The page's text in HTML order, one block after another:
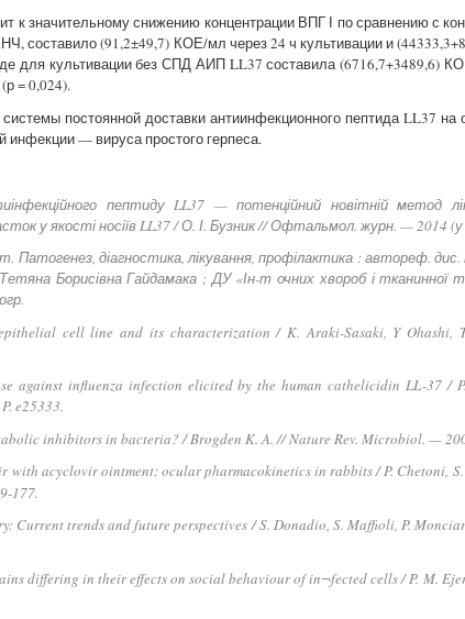
к значительному снижению концентрации ВПГ І по сравнению с
составило (91,2±49,7) КОЕ/мл через 24 ч культивации и
для культивации без СПД АИП LL37 составила (6716,7+3489,6)
= 0,024).
постоянной доставки антиинфекционного пептида LL37 на
инфекции — вируса простого герпеса.
пептиду LL37 — потенційний новітній метод
у якості носіїв LL37 / О. І. Бузник // Офтальмол. журн. — 2014 (у
Патогенез, діагностика, лікування, профілактика : автореф.
Борисівна Гайдамака ; ДУ «Ін-т очних хвороб і тканинної
cell line and its characterization / K. Araki-Sasaki, Y Ohashi,
against influenza infection elicited by the human cathelicidin LL-37 /
e25333.
inhibitors in bacteria? / Brogden K. A. // Nature Rev. Microbiol. —
with acyclovir ointment: ocular pharmacokinetics in rabbits / P. Chetoni,
177.
trends and future perspectives / S. Donadio, S. Maffioli, P.
differing in their effects on social behaviour of in¬fected cells / P. M.